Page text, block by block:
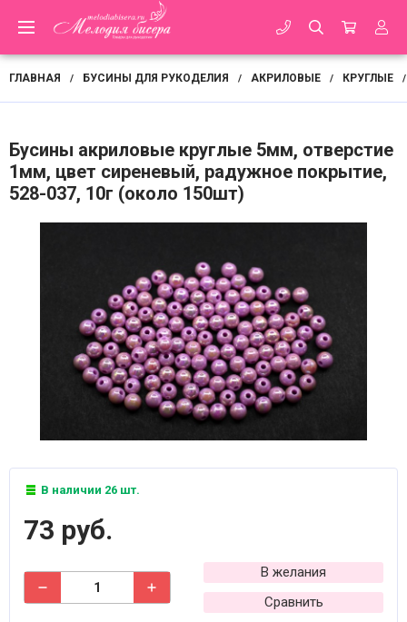
ГЛАВНАЯ / БУСИНЫ ДЛЯ РУКОДЕЛИЯ / АКРИЛОВЫЕ / КРУГЛЫЕ /
Бусины акриловые круглые 5мм, отверстие
1мм, цвет сиреневый, радужное покрытие,
528-037, 10г (около 150шт)
В наличии 26 шт.
73 руб.
В желания
Сравнить